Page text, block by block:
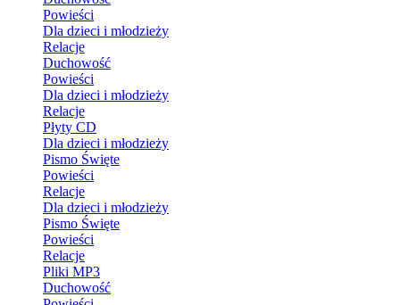
Powieści
Dla dzieci i młodzieży
Relacje
Duchowość
Powieści
Dla dzieci i młodzieży
Relacje
Płyty CD
Dla dzieci i młodzieży
Pismo Święte
Powieści
Relacje
Dla dzieci i młodzieży
Pismo Święte
Powieści
Relacje
Pliki MP3
Duchowość